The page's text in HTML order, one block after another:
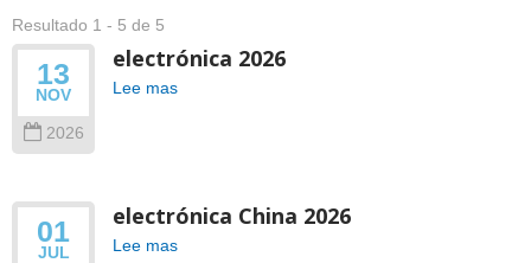
Resultado 1 - 5 de 5
13
NOV
2026
electrónica 2026
Lee mas
01
JUL
electrónica China 2026
Lee mas